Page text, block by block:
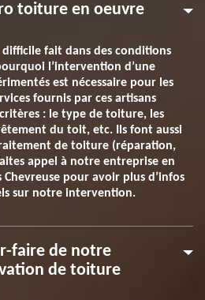
toiture en oeuvre
fait dans des conditions
l’intervention d’une
est nécessaire pour les
fournis par ces artisans
: le type de toiture, les
du toit, etc. Ils font aussi
de toiture (réparation,
appel à notre entreprise en
pour avoir plus d’infos
sur notre intervention.
faire de notre
de toiture